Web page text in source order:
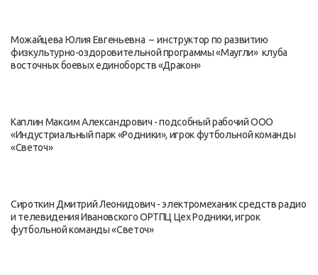
Можайцева Юлия Евгеньевна – инструктор по развитию
физкультурно-оздоровительной программы «Маугли» клуба
восточных боевых единоборств «Дракон»
Каплин Максим Александрович - подсобный рабочий ООО
«Индустриальный парк «Родники», игрок футбольной команды
«Светоч»
Сироткин Дмитрий Леонидович - электромеханик средств радио
и телевидения Ивановского ОРТПЦ Цех Родники, игрок
футбольной команды «Светоч»